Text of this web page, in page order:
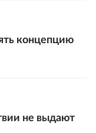
концепцию
не выдают